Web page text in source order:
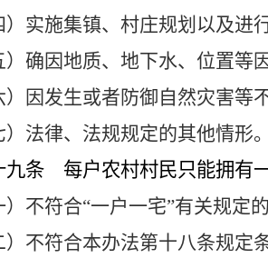
）实施集镇、村庄规划以及
）确因地质、地下水、位置
）因发生或者防御自然灾害
）法律、法规规定的其他情形
九条 每户农村村民只能拥有
）不符合“一户一宅”有关规定
）不符合本办法第十八条规定